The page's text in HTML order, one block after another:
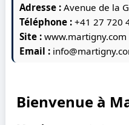
Adresse :Avenue de la
Téléphone :+41 27 720
Site :www.martigny.com
Email :
Bienvenue à